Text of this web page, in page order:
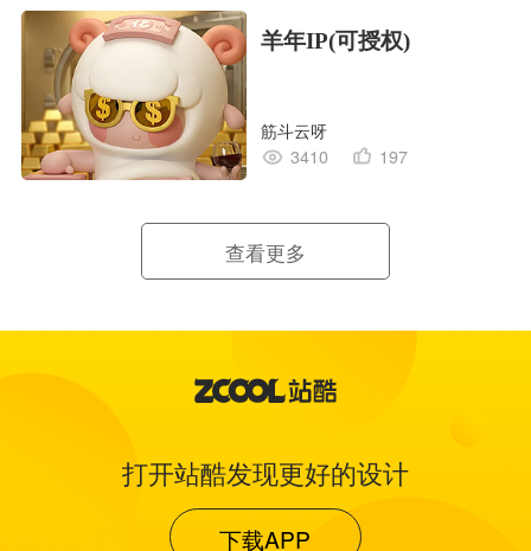
羊年IP(可授权)
筋斗云呀
3410
197
查看更多
打开站酷发现更好的设计
下载APP